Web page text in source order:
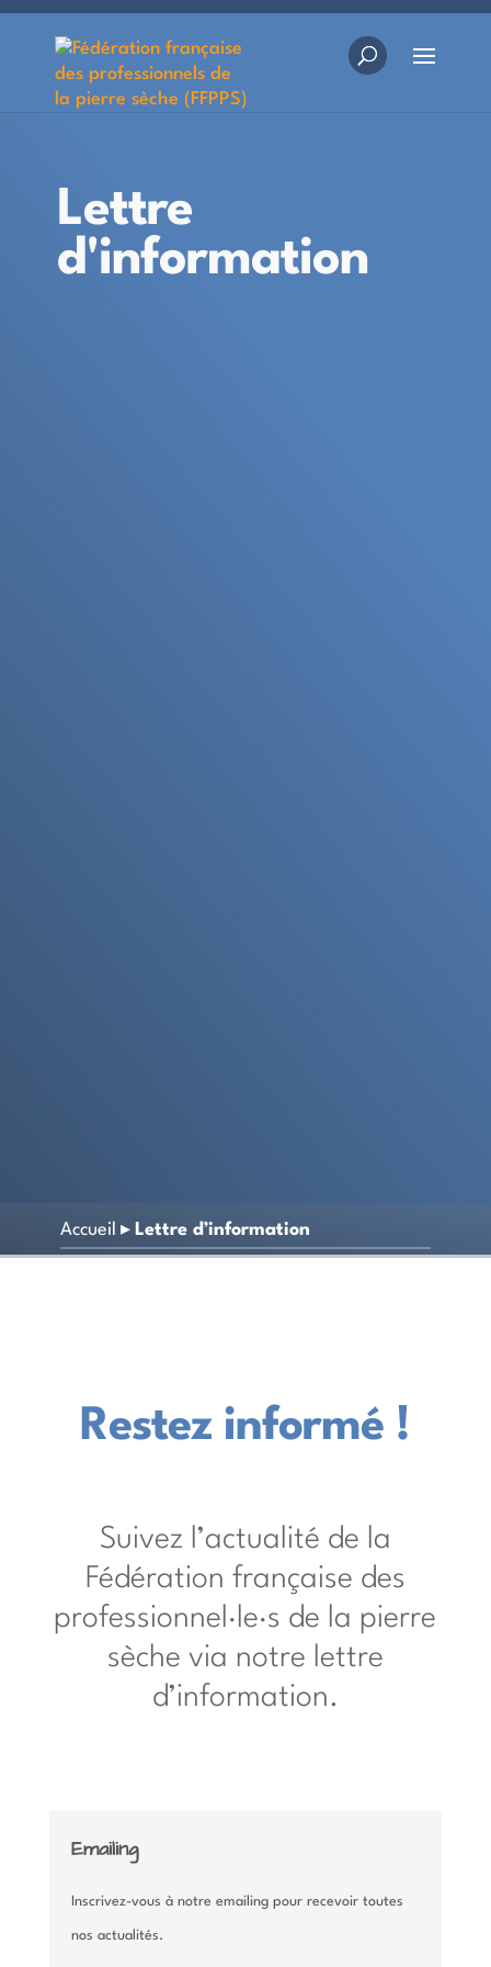
Lettre
d'information
Accueil ▸ Lettre d’information
Restez informé !
Suivez l’actualité de la
Fédération française des
professionnel·le·s de la pierre
sèche via notre lettre
d’information.
Emailing
Inscrivez-vous à notre emailing pour recevoir toutes
nos actualités.